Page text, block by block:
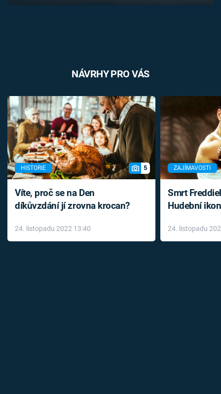
NÁVRHY PRO VÁS
HISTORIE 5
Víte, proč se na Den
díkůvzdání jí zrovna krocan?
24. listopadu 2022 13:40
ZAJÍMAVOSTI
Smrt
Hudební
léky
24. listopadu